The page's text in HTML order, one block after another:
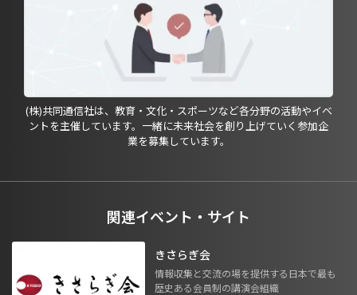
(株)共同通信社は、教育・文化・スポーツなど各分野の活動やイベ
ントを主催しています。一緒に未来社会を創り上げていく参加企
業を募集しています。
関連イベント・サイト
きさらぎ会
情報収集と交流の場を提供する日本で最も
歴史ある会員制の講演会組織